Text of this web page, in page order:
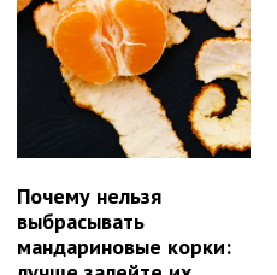
Почему нельзя
выбрасывать
мандариновые корки: